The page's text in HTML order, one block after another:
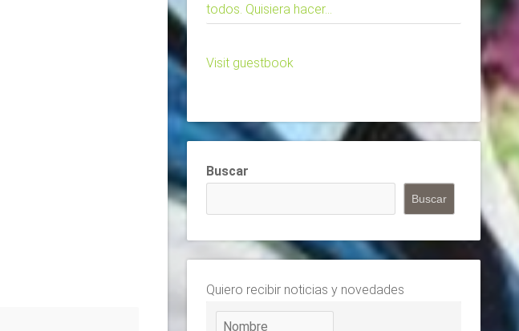
todos. Quisiera hacer...
Visit guestbook
Buscar
Buscar
Quiero recibir noticias y novedades